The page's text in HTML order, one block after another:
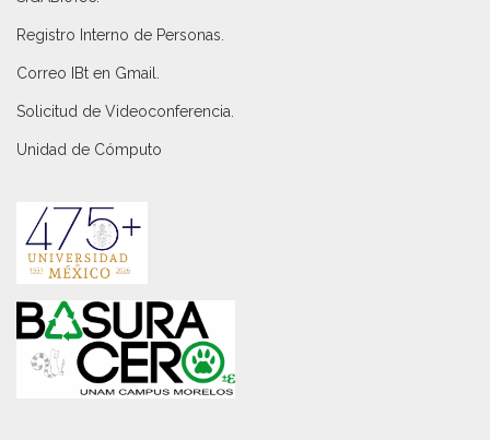
Registro Interno de Personas
Correo IBt en Gmail
Solicitud de Videoconferencia.
Unidad de Cómputo